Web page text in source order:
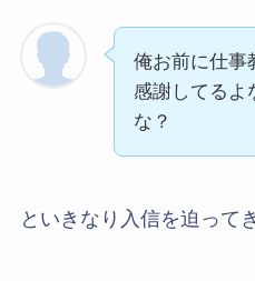
俺お前に仕事
感謝してるよ
な？
といきなり入信を迫って